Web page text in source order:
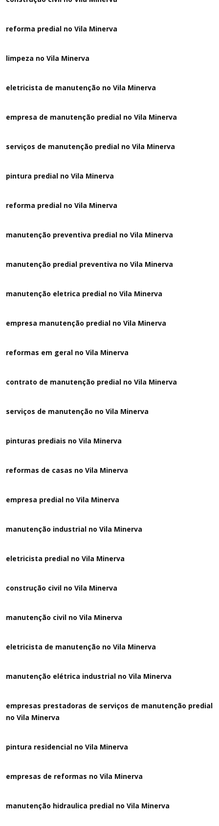
reforma predial no Vila Minerva
limpeza no Vila Minerva
eletricista de manutenção no Vila Minerva
empresa de manutenção predial no Vila Minerva
serviços de manutenção predial no Vila Minerva
pintura predial no Vila Minerva
reforma predial no Vila Minerva
manutenção preventiva predial no Vila Minerva
manutenção predial preventiva no Vila Minerva
manutenção eletrica predial no Vila Minerva
empresa manutenção predial no Vila Minerva
reformas em geral no Vila Minerva
contrato de manutenção predial no Vila Minerva
serviços de manutenção no Vila Minerva
pinturas prediais no Vila Minerva
reformas de casas no Vila Minerva
empresa predial no Vila Minerva
manutenção industrial no Vila Minerva
eletricista predial no Vila Minerva
construção civil no Vila Minerva
manutenção civil no Vila Minerva
eletricista de manutenção no Vila Minerva
manutenção elétrica industrial no Vila Minerva
empresas prestadoras de serviços de manutenção predial
no Vila Minerva
pintura residencial no Vila Minerva
empresas de reformas no Vila Minerva
manutenção hidraulica predial no Vila Minerva